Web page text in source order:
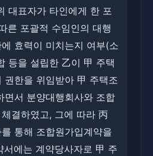
대표자가 타인에게 한 포
른 포괄적 수임인의 대행
효력이 미치는지 여부(소
등을 설립한 乙이 甲 주택
권한을 위임받아 甲 주택조
면서 분양대행회사와 조합
결하였고, 그에 따라 丙
통해 조합원가입계약을
서에는 계약당사자로 甲 주